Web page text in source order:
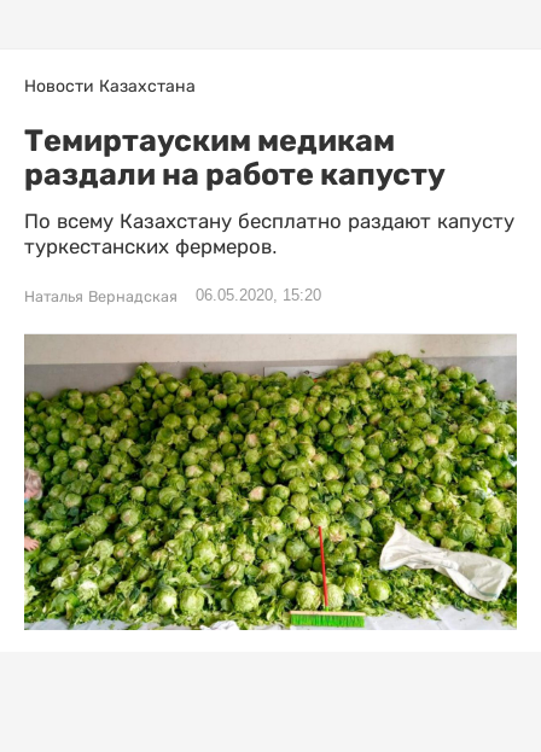
Новости Казахстана
Темиртауским медикам
раздали на работе капусту
По всему Казахстану бесплатно раздают капусту
туркестанских фермеров.
Наталья Вернадская 06.05.2020, 15:20